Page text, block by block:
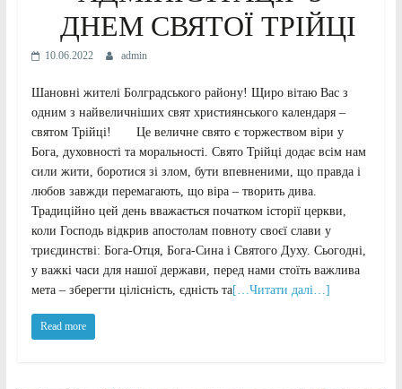
ДНЕМ СВЯТОЇ ТРІЙЦІ
10.06.2022 admin
Шановні жителі Болградського району! Щиро вітаю Вас з
одним з найвеличніших свят християнського календаря –
святом Трійці! Це величне свято є торжеством віри у
Бога, духовності та моральності. Свято Трійці додає всім нам
сили жити, боротися зі злом, бути впевненими, що правда і
любов завжди перемагають, що віра – творить дива.
Традиційно цей день вважається початком історії церкви,
коли Господь відкрив апостолам повноту своєї слави у
триєдинствi: Бога-Отця, Бога-Сина i Святого Духу. Сьогодні,
у важкі часи для нашої держави, перед нами стоїть важлива
мета – зберегти цілісність, єдність та[…Читати далі…]
Read more